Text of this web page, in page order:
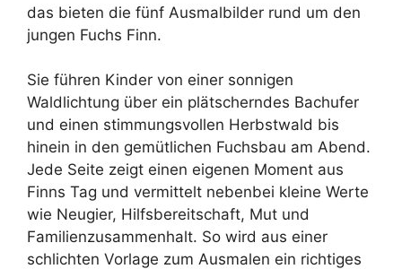
das bieten die fünf Ausmalbilder rund um den
jungen Fuchs Finn.
Sie führen Kinder von einer sonnigen
Waldlichtung über ein plätscherndes Bachufer
und einen stimmungsvollen Herbstwald bis
hinein in den gemütlichen Fuchsbau am Abend.
Jede Seite zeigt einen eigenen Moment aus
Finns Tag und vermittelt nebenbei kleine Werte
wie Neugier, Hilfsbereitschaft, Mut und
Familienzusammenhalt. So wird aus einer
schlichten Vorlage zum Ausmalen ein richtiges